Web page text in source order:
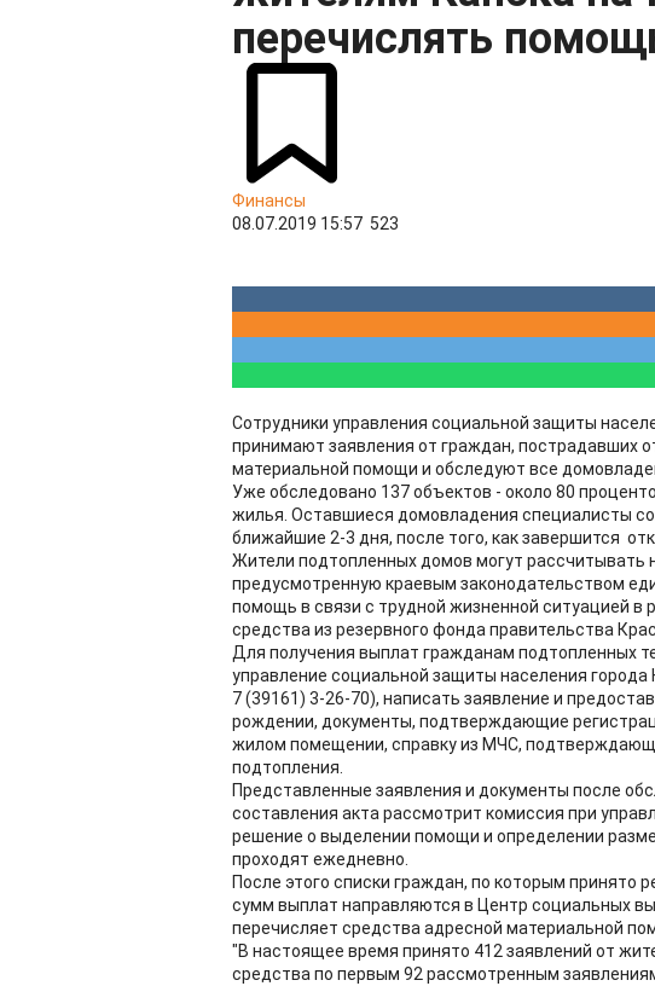
перечислять
Финансы
08.07.2019 15:57 523
Сотрудники управления социальной защиты
принимают заявления от граждан, пострадавших
материальной помощи и обследуют все
Уже обследовано 137 объектов - около 80
жилья. Оставшиеся домовладения специалисты
ближайшие 2-3 дня, после того, как завершится
Жители подтопленных домов могут рассчитывать
предусмотренную краевым законодательством
помощь в связи с трудной жизненной ситуацией в
средства из резервного фонда правительства
Для получения выплат гражданам подтопленных
управление социальной защиты населения города
7 (39161) 3-26-70), написать заявление и
рождении, документы, подтверждающие
жилом помещении, справку из МЧС,
подтопления.
Представленные заявления и документы после
составления акта рассмотрит комиссия при
решение о выделении помощи и определении
проходят ежедневно.
После этого списки граждан, по которым принято
сумм выплат направляются в Центр социальных
перечисляет средства адресной материальной
"В настоящее время принято 412 заявлений от
средства по первым 92 рассмотренным